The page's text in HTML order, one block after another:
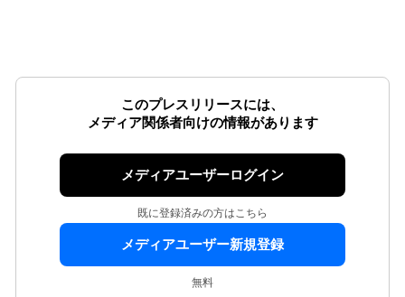
このプレスリリースには、
メディア関係者向けの情報があります
メディアユーザーログイン
既に登録済みの方はこちら
メディアユーザー新規登録
無料